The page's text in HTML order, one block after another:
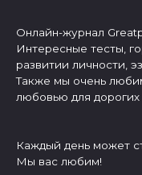
Онлайн-журнал
Интересные тесты,
развитии личности,
Также мы очень
любовью для дорогих
Каждый день может
Мы вас любим!